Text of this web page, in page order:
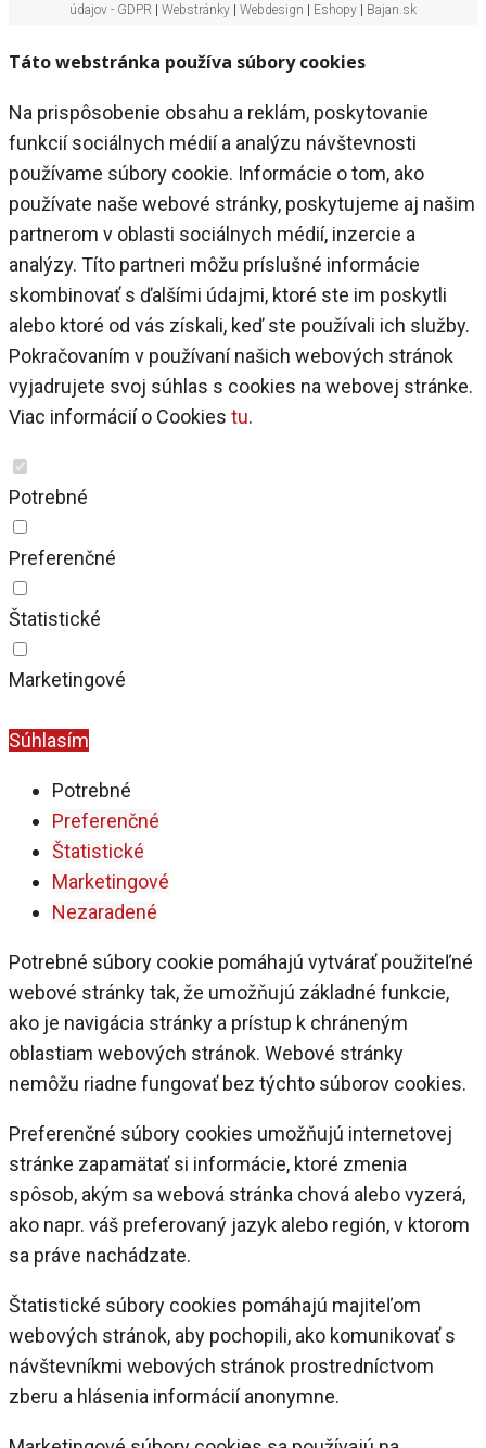
údajov - GDPR
Webstránky Webdesign Eshopy Bajan.sk
Táto webstránka používa súbory cookies
Na prispôsobenie obsahu a reklám, poskytovanie
funkcií sociálnych médií a analýzu návštevnosti
používame súbory cookie. Informácie o tom, ako
používate naše webové stránky, poskytujeme aj našim
partnerom v oblasti sociálnych médií, inzercie a
analýzy. Títo partneri môžu príslušné informácie
skombinovať s ďalšími údajmi, ktoré ste im poskytli
alebo ktoré od vás získali, keď ste používali ich služby.
Pokračovaním v používaní našich webových stránok
vyjadrujete svoj súhlas s cookies na webovej stránke.
Viac informácií o Cookies tu.
Potrebné
Preferenčné
Štatistické
Marketingové
Súhlasím
Potrebné
Preferenčné
Štatistické
Marketingové
Nezaradené
Potrebné súbory cookie pomáhajú vytvárať použiteľné
webové stránky tak, že umožňujú základné funkcie,
ako je navigácia stránky a prístup k chráneným
oblastiam webových stránok. Webové stránky
nemôžu riadne fungovať bez týchto súborov cookies.
Preferenčné súbory cookies umožňujú internetovej
stránke zapamätať si informácie, ktoré zmenia
spôsob, akým sa webová stránka chová alebo vyzerá,
ako napr. váš preferovaný jazyk alebo región, v ktorom
sa práve nachádzate.
Štatistické súbory cookies pomáhajú majiteľom
webových stránok, aby pochopili, ako komunikovať s
návštevníkmi webových stránok prostredníctvom
zberu a hlásenia informácií anonymne.